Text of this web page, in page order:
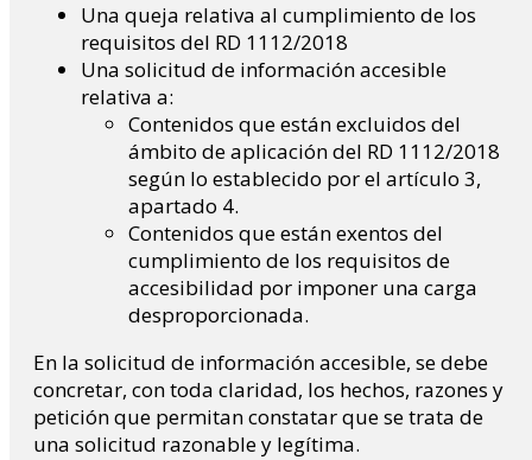
Una queja relativa al cumplimiento de los
requisitos del RD 1112/2018
Una solicitud de información accesible
relativa a:
Contenidos que están excluidos del
ámbito de aplicación del RD 1112/2018
según lo establecido por el artículo 3,
apartado 4.
Contenidos que están exentos del
cumplimiento de los requisitos de
accesibilidad por imponer una carga
desproporcionada.
En la solicitud de información accesible, se debe
concretar, con toda claridad, los hechos, razones y
petición que permitan constatar que se trata de
una solicitud razonable y legítima.